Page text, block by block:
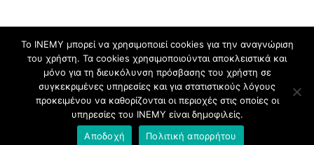
©2026 IN.EM.Y | Σχεδιασμός & ανάπτυξη:
FacebookTwitter YouTubeFlickr
Το ΙΝΕΜΥ μπορεί να χρησιμοποιεί cookies για την αναγνώριση
του χρήστη. Τα cookies χρησιμοποιούνται αποκλειστικά και
μόνο για τη διευκόλυνση πρόσβασης του χρήστη σε
συγκεκριμένες υπηρεσίες και για στατιστικούς λόγους
προκειμένου να καθορίζονται οι περιοχές στις οποίες οι
υπηρεσίες του ΙΝΕΜΥ είναι δημοφιλείς.
Αποδοχή
Πολιτική απορρήτου